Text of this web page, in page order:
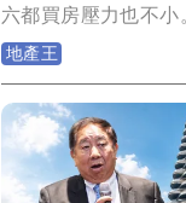
六都買房壓力也不
2026年Q1新增房貸
個縣市當中，包括新
縣、嘉義縣及嘉義
金額同步創下歷史
力，均為非六都地
房貸壓力最高的是
地產王